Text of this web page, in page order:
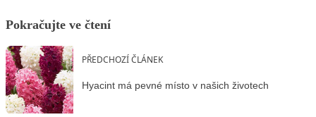
Pokračujte ve čtení
PŘEDCHOZÍ ČLÁNEK
Hyacint má pevné místo v našich životech